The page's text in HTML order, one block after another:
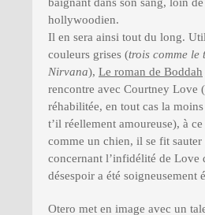
hollywoodien.
Il en sera ainsi tout du long.
couleurs grises (trois comme
Nirvana), Le roman de Boddah
rencontre avec Courtney Love
réhabilitée, en tout cas la
t’il réellement amoureuse), à
comme un chien, il se fit
concernant l’infidélité de Love
désespoir a été soigneusement
Otero met en image avec un